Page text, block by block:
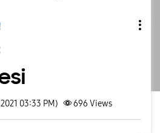
03:33 PM) 696 Views